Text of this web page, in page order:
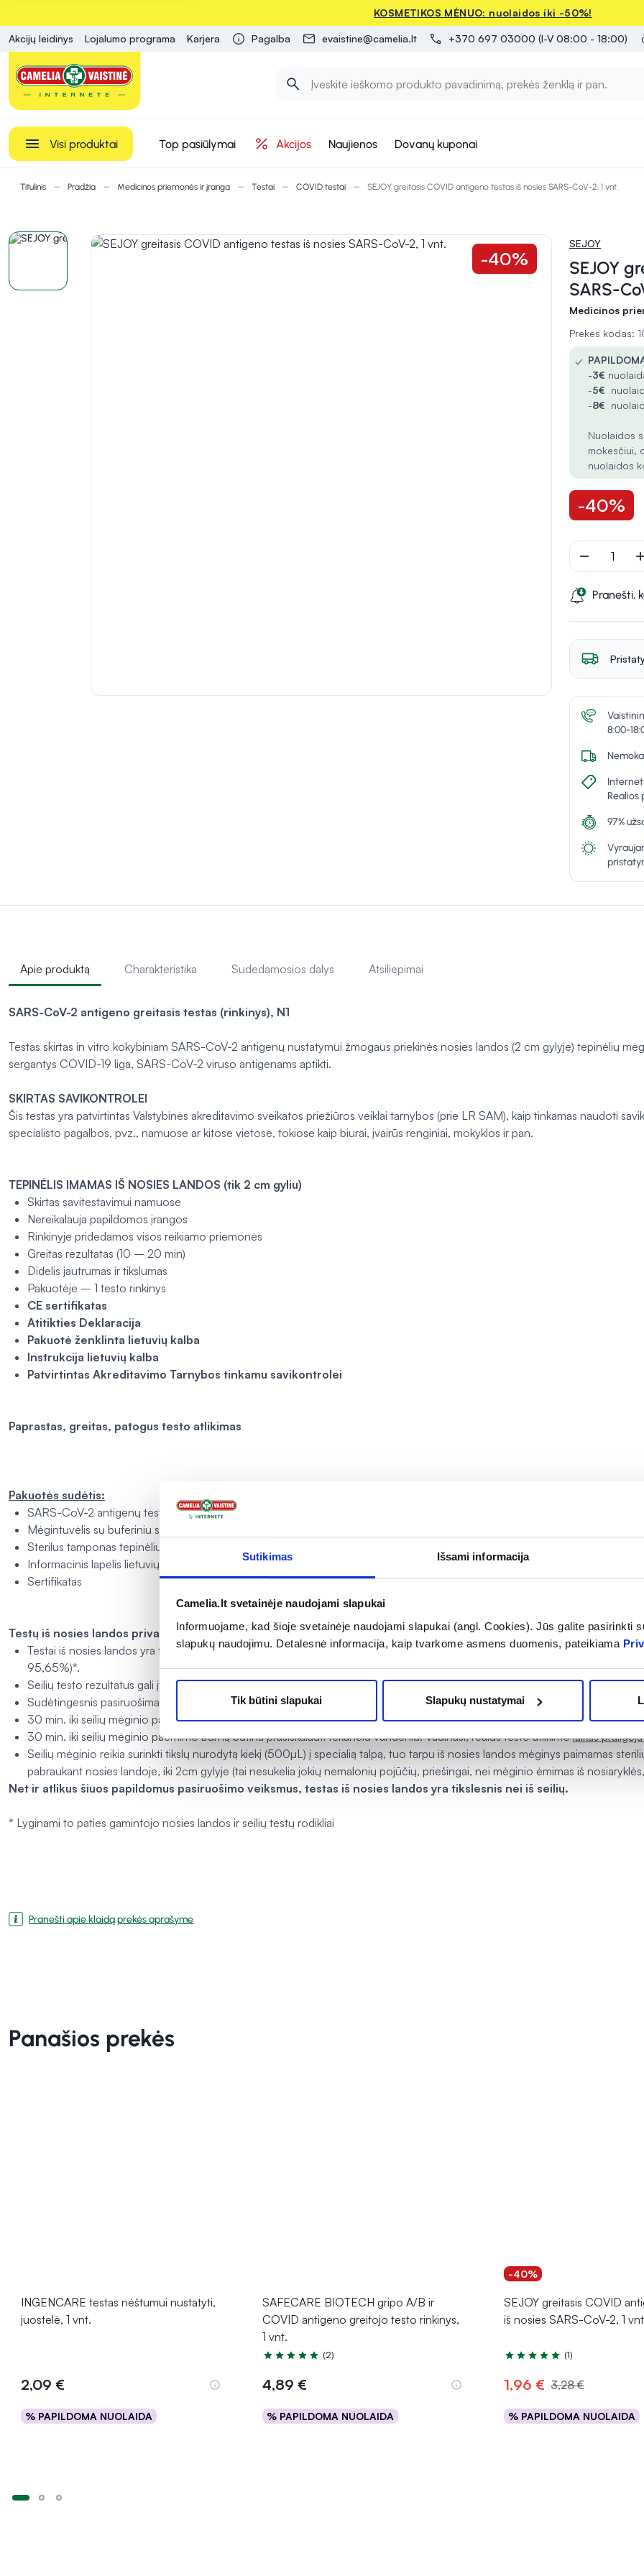
Sutikimas Išsami informacija
Camelia.lt svetainėje naudojami slapukai
Informuojame, kad šioje svetainėje naudojami slapukai (angl. Cookies). Jūs galite pasirinkti
slapukų naudojimu. Detalesnė informacija, kaip tvarkome asmens duomenis, pateikiama
Tik būtini slapukai Slapukų nustatymai
KOSMETIKOS MĖNUO: nuolaidos iki -50%!
Akcijų leidinys Lojalumo programa Karjera Pagalba evaistine@camelia.lt +370 697 03000 (I-V 08:00 - 18:00)
Visi produktai Top pasiūlymai Akcijos Naujienos Dovanų kuponai
Titulinis Pradžia Medicinos priemonės ir įranga Testai COVID testai SEJOY greitasis COVID antigeno testas iš nosies SARS-CoV-2, 1 vnt.
-40%
SEJOY
SEJOY
SARS-
Medicinos
Prekės kodas:
✓
-3€
-5€
-8€
Nuolaidos
mokesčiui,
nuolaidos
-40%
remove
Pranešti,
8:00-
Realios
97%
Apie produktą Charakteristika Sudedamosios dalys Atsiliepimai
SARS-CoV-2 antigeno greitasis testas (rinkinys), N1
Testas skirtas in vitro kokybiniam SARS-CoV-2 antigenų nustatymui žmogaus priekinės nosies landos (2 cm gylyje) tepinėlių
sergantys COVID-19 liga, SARS-CoV-2 viruso antigenams aptikti.
SKIRTAS SAVIKONTROLEI
Šis testas yra patvirtintas Valstybinės akreditavimo sveikatos priežiūros veiklai tarnybos (prie LR SAM), kaip tinkamas naudoti
specialisto pagalbos, pvz., namuose ar kitose vietose, tokiose kaip biurai, įvairūs renginiai, mokyklos ir pan.
TEPINĖLIS IMAMAS IŠ NOSIES LANDOS (tik 2 cm gyliu)
Skirtas savitestavimui namuose
Nereikalauja papildomos įrangos
Rinkinyje pridedamos visos reikiamo priemonės
Greitas rezultatas (10 – 20 min)
Didelis jautrumas ir tikslumas
Pakuotėje – 1 testo rinkinys
CE sertifikatas
Atitikties Deklaracija
Pakuotė ženklinta lietuvių kalba
Instrukcija lietuvių kalba
Patvirtintas Akreditavimo Tarnybos tinkamu savikontrolei
Paprastas, greitas, patogus testo atlikimas
Pakuotės sudėtis:
SARS-CoV-2 antigenų testo kasetė
Mėgintuvėlis su buferiniu skysčiu
Sterilus tamponas tepinėliui surinkti
Informacinis lapelis lietuvių kalba
Sertifikatas
Testų iš nosies landos privalumai prieš seilių testus
Testai iš nosies landos yra tikslesni už seilių testus, jų didesnis santykinis specifiškumas (pvz.: nosies 99,51% vs. seilių
95,65%)*.
Seilių testo rezultatus gali įtakoti įvairios burnos žaizdelės, bronchitas.
Sudėtingesnis pasiruošimas tiriantis iš seilių:
30 min. iki seilių mėginio paėmimo negalima valgyti, gerti, rūkyti, kramtyti kramtomosios gumos, nes visa tai gali įtakoti testo
30 min. iki seilių mėginio paėmimo burną būtina prasiskalauti tekančiu vandeniu. Vadinasi, realus testo atlikimolaikas
Seilių mėginio reikia surinkti tikslų nurodytą kiekį (500µL) į specialią talpą, tuo tarpu iš nosies landos mėginys paimamas
pabraukant nosies landoje, iki 2cm gylyje (tai nesukelia jokių nemalonių pojūčių, priešingai, nei mėginio ėmimas iš nosiaryklės,
Net ir atlikus šiuos papildomus pasiruošimo veiksmus, testas iš nosies landos yra tikslesnis nei iš seilių.
* Lyginami to paties gamintojo nosies landos ir seilių testų rodikliai
Pranešti apie klaidą prekės aprašyme
Panašios prekės
INGENCARE testas nėštumui nustatyti,
juostelė, 1 vnt.
2,09 €
% PAPILDOMA NUOLAIDA
Į krepšelį
SAFECARE BIOTECH gripo A/B ir
COVID antigeno greitojo testo rinkinys,
1 vnt.
Įvertinimas 5.0 iš 5
(2)
4,89 €
% PAPILDOMA NUOLAIDA
Į krepšelį
-40%
SEJOY greitasis COVID
iš nosies SARS-CoV-2, 1
Įvertinimas 5.0 iš 5
(1)
1,96 € 3,28 €
% PAPILDOMA NUOLAIDA
Į krepšelį